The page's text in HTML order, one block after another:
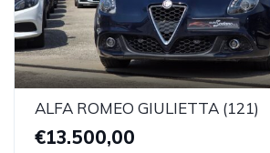
ALFA ROMEO GIULIETTA (121)
€13.500,00